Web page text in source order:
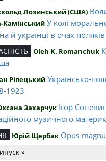
Лозинський (США)
Камінський У колі
й українці в очах поляків
Oleh K. Romanchuk
Ріпецький Українсько-
1923
Захарчук Ігор
музичного
Юрій Щербак Opus
»